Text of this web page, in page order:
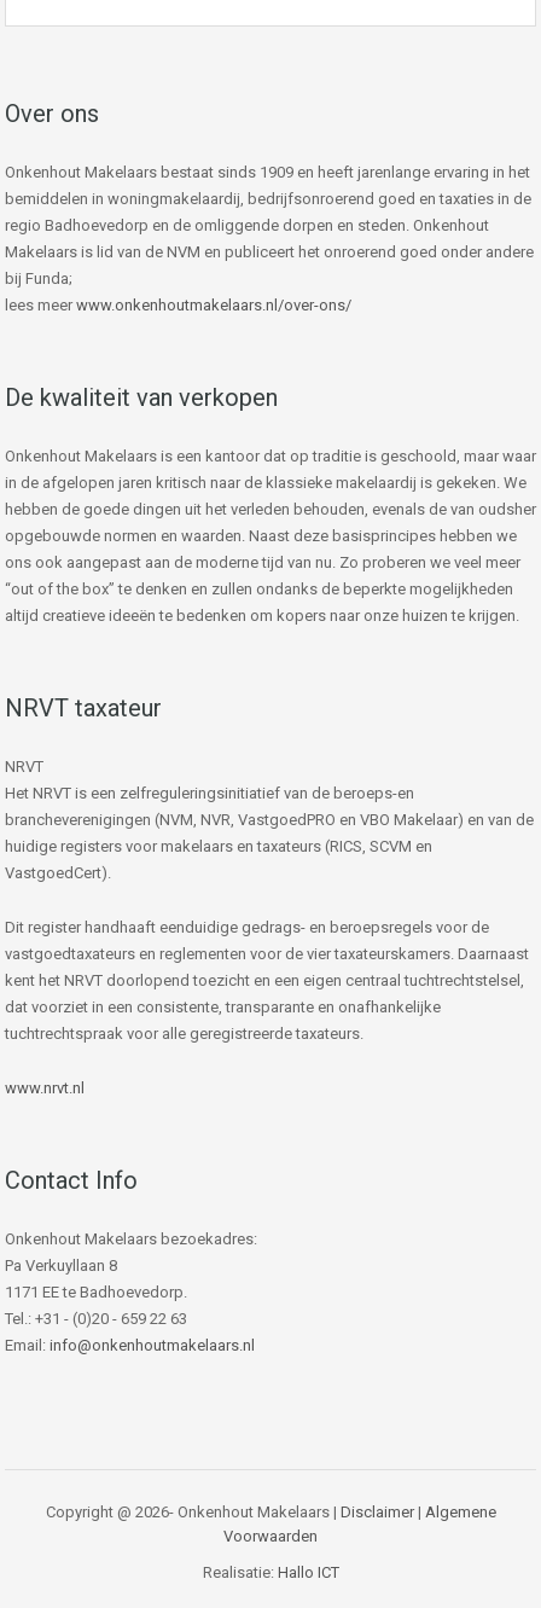
Over ons
Onkenhout Makelaars bestaat sinds 1909 en heeft jarenlange ervaring in het
bemiddelen in woningmakelaardij, bedrijfsonroerend goed en taxaties in de
regio Badhoevedorp en de omliggende dorpen en steden. Onkenhout
Makelaars is lid van de NVM en publiceert het onroerend goed onder andere
bij Funda;
lees meer www.onkenhoutmakelaars.nl/over-ons/
De kwaliteit van verkopen
Onkenhout Makelaars is een kantoor dat op traditie is geschoold, maar waar
in de afgelopen jaren kritisch naar de klassieke makelaardij is gekeken. We
hebben de goede dingen uit het verleden behouden, evenals de van oudsher
opgebouwde normen en waarden. Naast deze basisprincipes hebben we
ons ook aangepast aan de moderne tijd van nu. Zo proberen we veel meer
“out of the box” te denken en zullen ondanks de beperkte mogelijkheden
altijd creatieve ideeën te bedenken om kopers naar onze huizen te krijgen.
NRVT taxateur
NRVT
Het NRVT is een zelfreguleringsinitiatief van de beroeps-en
brancheverenigingen (NVM, NVR, VastgoedPRO en VBO Makelaar) en van de
huidige registers voor makelaars en taxateurs (RICS, SCVM en
VastgoedCert).
Dit register handhaaft eenduidige gedrags- en beroepsregels voor de
vastgoedtaxateurs en reglementen voor de vier taxateurskamers. Daarnaast
kent het NRVT doorlopend toezicht en een eigen centraal tuchtrechtstelsel,
dat voorziet in een consistente, transparante en onafhankelijke
tuchtrechtspraak voor alle geregistreerde taxateurs.
www.nrvt.nl
Contact Info
Onkenhout Makelaars bezoekadres:
Pa Verkuyllaan 8
1171 EE te Badhoevedorp.
Tel.: +31 - (0)20 - 659 22 63
Email: info@onkenhoutmakelaars.nl
Copyright @ 2026- Onkenhout Makelaars | Disclaimer| Algemene
Voorwaarden
Realisatie: Hallo ICT